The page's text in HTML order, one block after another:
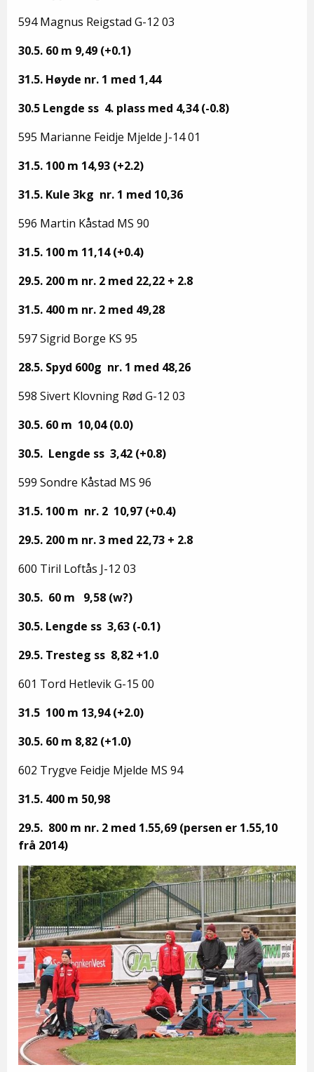
594 Magnus Reigstad G-12 03
30.5. 60 m 9,49 (+0.1)
31.5. Høyde nr. 1 med 1,44
30.5 Lengde ss 4. plass med 4,34 (-0.8)
595 Marianne Feidje Mjelde J-14 01
31.5. 100 m 14,93 (+2.2)
31.5. Kule 3kg nr. 1 med 10,36
596 Martin Kåstad MS 90
31.5. 100 m 11,14 (+0.4)
29.5. 200 m nr. 2 med 22,22 + 2.8
31.5. 400 m nr. 2 med 49,28
597 Sigrid Borge KS 95
28.5. Spyd 600g nr. 1 med 48,26
598 Sivert Klovning Rød G-12 03
30.5. 60 m 10,04 (0.0)
30.5. Lengde ss 3,42 (+0.8)
599 Sondre Kåstad MS 96
31.5. 100 m nr. 2 10,97 (+0.4)
29.5. 200 m nr. 3 med 22,73 + 2.8
600 Tiril Loftås J-12 03
30.5. 60 m 9,58 (w?)
30.5. Lengde ss 3,63 (-0.1)
29.5. Tresteg ss 8,82 +1.0
601 Tord Hetlevik G-15 00
31.5 100 m 13,94 (+2.0)
30.5. 60 m 8,82 (+1.0)
602 Trygve Feidje Mjelde MS 94
31.5. 400 m 50,98
29.5. 800 m nr. 2 med 1.55,69 (persen er 1.55,10
frå 2014)